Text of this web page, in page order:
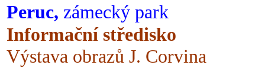
Peruc, zámecký park
Informační středisko
Výstava obrazů J. Corvina